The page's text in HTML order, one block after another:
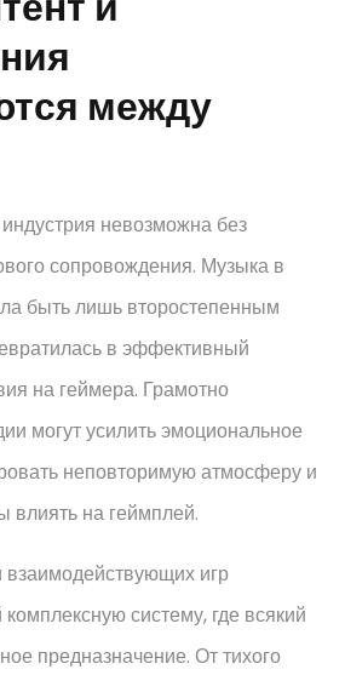
между
невозможна без
сопровождения. Музыка в
быть лишь второстепенным
в эффективный
на геймера. Грамотно
могут усилить эмоциональное
неповторимую атмосферу и
влиять на геймплей.
взаимодействующих игр
систему, где всякий
предназначение. От тихого